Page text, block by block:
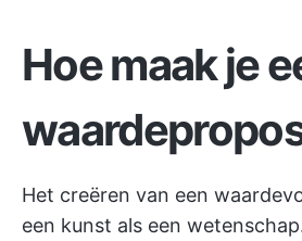
Hoe maak je
Het creëren van een
een kunst als een